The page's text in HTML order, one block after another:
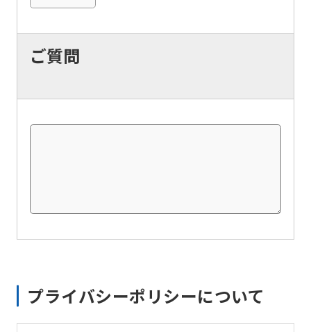
ご質問
プライバシーポリシーについて
translated
it
may
accurate
may
differ